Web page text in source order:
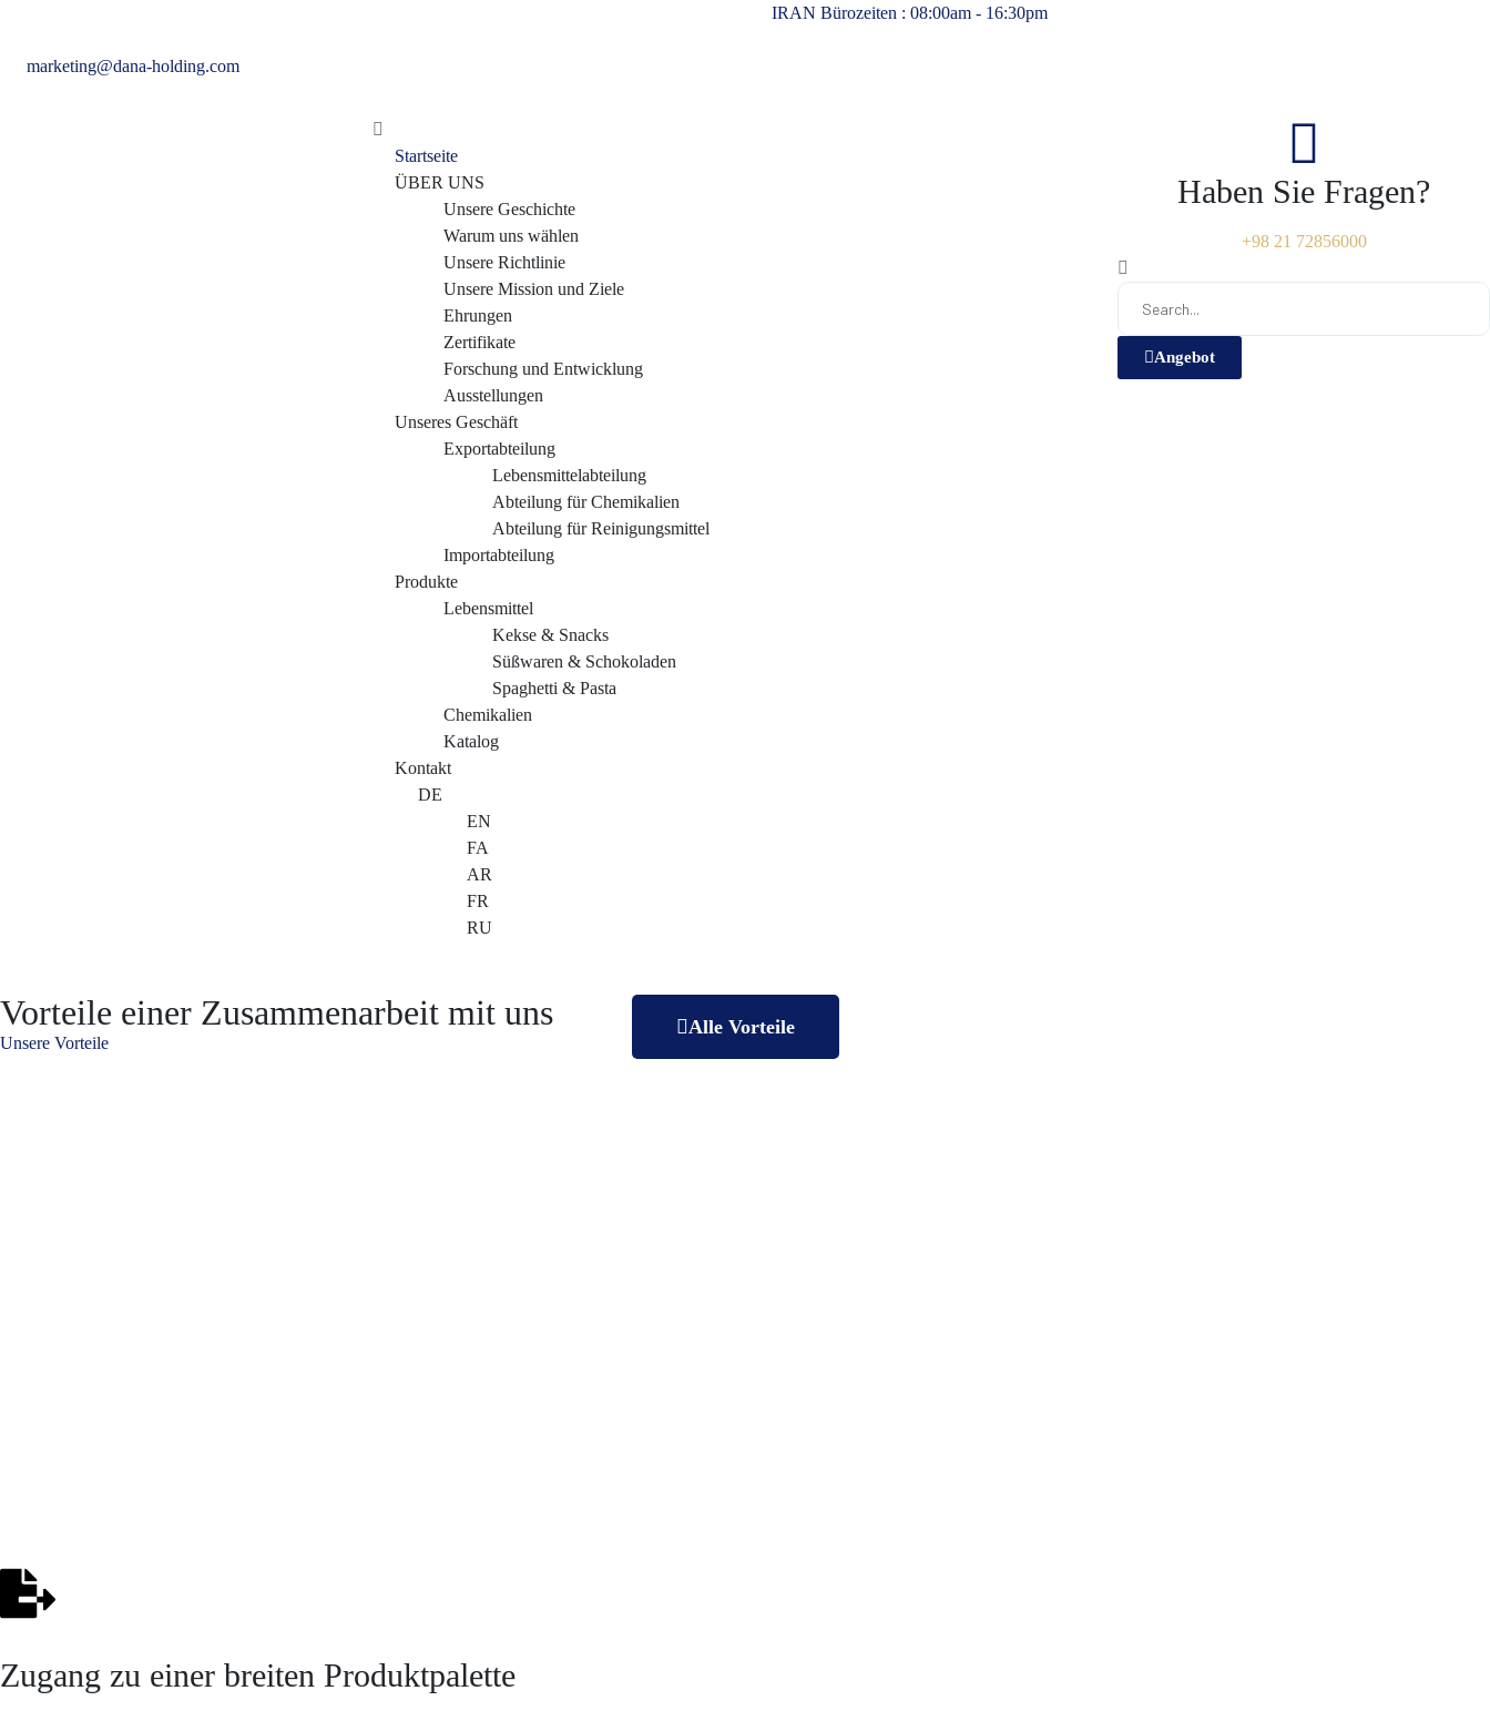
marketing@dana-holding.com
IRAN Bürozeiten : 08:00am - 16:30pm
Startseite
ÜBER UNS
Unsere Geschichte
Warum uns wählen
Unsere Richtlinie
Unsere Mission und Ziele
Ehrungen
Zertifikate
Forschung und Entwicklung
Ausstellungen
Unseres Geschäft
Exportabteilung
Lebensmittelabteilung
Abteilung für Chemikalien
Abteilung für Reinigungsmittel
Importabteilung
Produkte
Lebensmittel
Kekse & Snacks
Süßwaren & Schokoladen
Spaghetti & Pasta
Chemikalien
Katalog
Kontakt
DE
EN
FA
AR
FR
RU
Haben Sie Fragen?
+98 21 72856000
Angebot
Vorteile einer Zusammenarbeit mit uns
Unsere Vorteile
Alle Vorteile
Zugang zu einer breiten Produktpalette